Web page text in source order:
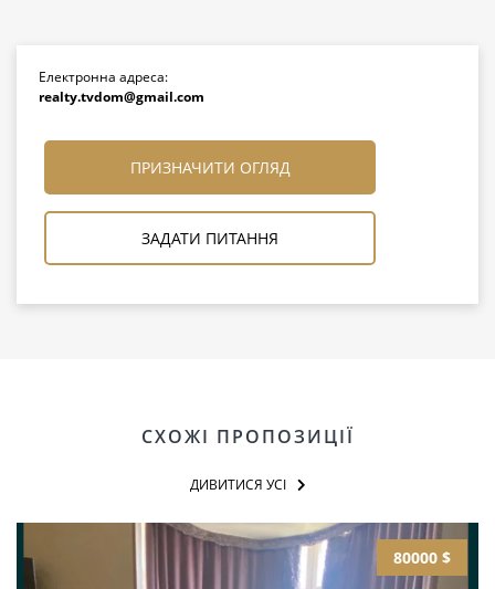
Електронна адреса:
realty.tvdom@gmail.com
ПРИЗНАЧИТИ ОГЛЯД
ЗАДАТИ ПИТАННЯ
СХОЖІ ПРОПОЗИЦІЇ
ДИВИТИСЯ УСІ
80000 $